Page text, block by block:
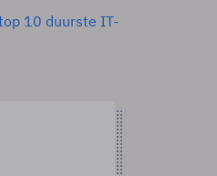
10 duurste IT-